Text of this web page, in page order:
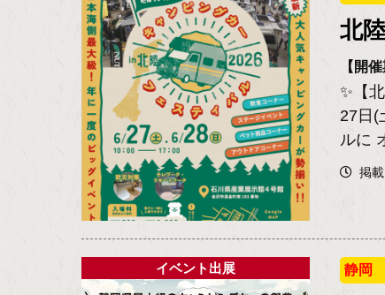
北
【開
✨【
27日(
ルに
掲
イベント出展 静岡